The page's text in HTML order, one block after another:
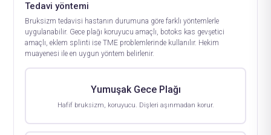
Tedavi yöntemi
Bruksizm tedavisi hastanın durumuna göre farklı yöntemlerle
uygulanabilir. Gece plağı koruyucu amaçlı, botoks kas gevşetici
amaçlı, eklem splinti ise TME problemlerinde kullanılır. Hekim
muayenesi ile en uygun yöntem belirlenir.
Yumuşak Gece Plağı
Hafif bruksizm, koruyucu. Dişleri aşınmadan korur.